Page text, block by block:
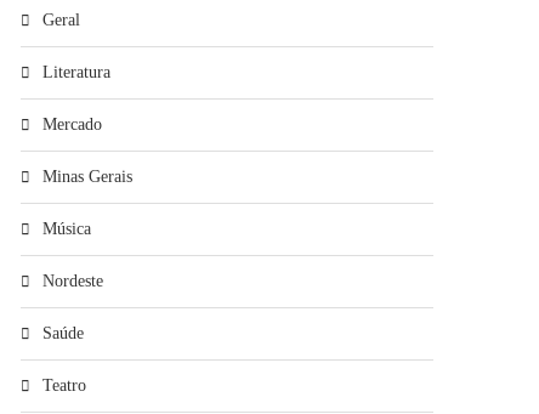
Geral
Literatura
Mercado
Minas Gerais
Música
Nordeste
Saúde
Teatro